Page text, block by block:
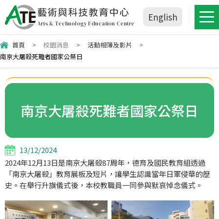
藝術與科技教育中心
Arts & Technology Education Centre
English
首頁 > 校園消息 > 活動相簿及影片
>
南京大屠殺死難者國家公祭日
南京大屠殺死難者國家公祭日
13/12/2024
2024年12月13日是南京大屠殺87周年，德育及國民教育組透過
「南京大屠殺」教育展板及短片，讓學生認識當年日軍侵華的歷
史。在舉行升旗儀式後，本校教職員一同參與默哀悼念儀式。